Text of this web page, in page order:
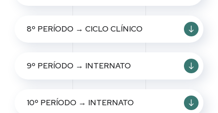
8º PERÍODO → CICLO CLÍNICO
9º PERÍODO → INTERNATO
10º PERÍODO → INTERNATO